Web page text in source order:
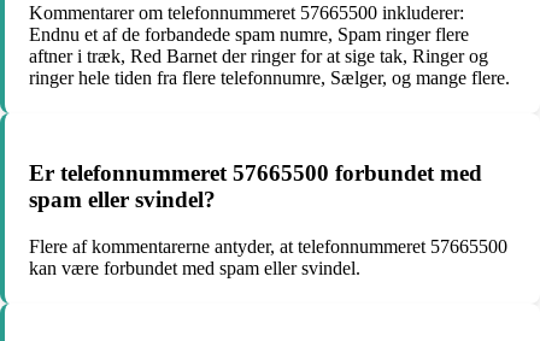
Kommentarer om telefonnummeret 57665500 inkluderer:
Endnu et af de forbandede spam numre, Spam ringer flere
aftner i træk, Red Barnet der ringer for at sige tak, Ringer og
ringer hele tiden fra flere telefonnumre, Sælger, og mange flere.
Er telefonnummeret 57665500 forbundet med
spam eller svindel?
Flere af kommentarerne antyder, at telefonnummeret 57665500
kan være forbundet med spam eller svindel.